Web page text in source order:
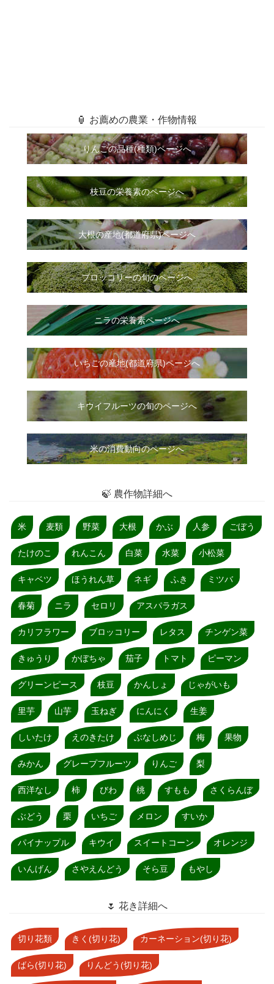
🏮 お薦めの農業・作物情報
りんごの品種(種類)ページへ
枝豆の栄養素のページへ
大根の産地(都道府県)ページへ
ブロッコリーの旬のページへ
ニラの栄養素ページへ
いちごの産地(都道府県)ページへ
キウイフルーツの旬のページへ
米の消費動向のページへ
🍃 農作物詳細へ
米 麦類 野菜 大根 かぶ 人参 ごぼう
たけのこ れんこん 白菜 水菜 小松菜
キャベツ ほうれん草 ネギ ふき ミツバ
春菊 ニラ セロリ アスパラガス
カリフラワー ブロッコリー レタス チンゲン菜
きゅうり かぼちゃ 茄子 トマト ピーマン
グリーンピース 枝豆 かんしょ じゃがいも
里芋 山芋 玉ねぎ にんにく 生姜
しいたけ えのきたけ ぶなしめじ 梅 果物
みかん グレープフルーツ りんご 梨
西洋なし 柿 びわ 桃 すもも さくらんぼ
ぶどう 栗 いちご メロン すいか
パイナップル キウイ スイートコーン オレンジ
いんげん さやえんどう そら豆 もやし
🌷 花き詳細へ
切り花類 きく(切り花) カーネーション(切り花)
ばら(切り花) りんどう(切り花)